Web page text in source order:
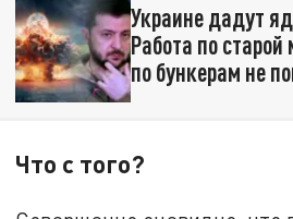
Украине дадут
Работа по
по бункерам не
Что с того?